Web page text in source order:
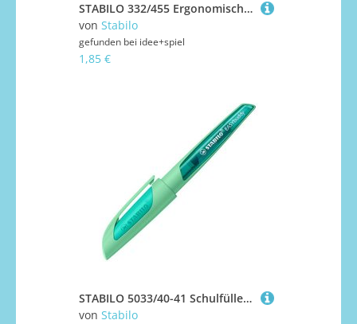
STABILO 332/455 Ergonomischer Buntstift für Rechtshänder - STABILO EASYcolors - Einzelstift - himmelblau
von Stabilo
gefunden bei idee+spiel
1,85 €
STABILO 5033/40-41 Schulfüller mit Linkshänder-Feder L - STABILO EASYbuddy Pastel in Minzgrün - Schreibfarbe blau (löschbar) - Einzelstift - inklusive Patrone
von Stabilo